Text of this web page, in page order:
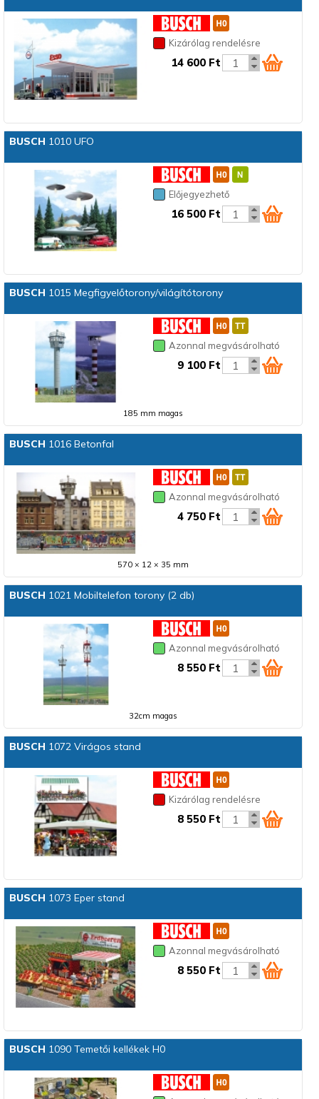
Kizárólag rendelésre
14 600 Ft
BUSCH 1010 UFO
Előjegyezhető
16 500 Ft
BUSCH 1015 Megfigyelőtorony/világítótorony
Azonnal megvásárolható
9 100 Ft
185 mm magas
BUSCH 1016 Betonfal
Azonnal megvásárolható
4 750 Ft
570 × 12 × 35 mm
BUSCH 1021 Mobiltelefon torony (2 db)
Azonnal megvásárolható
8 550 Ft
32cm magas
BUSCH 1072 Virágos stand
Kizárólag rendelésre
8 550 Ft
BUSCH 1073 Eper stand
Azonnal megvásárolható
8 550 Ft
BUSCH 1090 Temetői kellékek H0